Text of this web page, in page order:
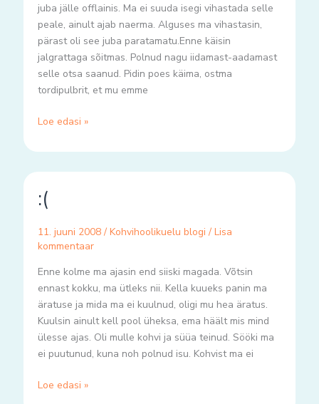
juba jälle offlainis. Ma ei suuda isegi vihastada selle
peale, ainult ajab naerma. Alguses ma vihastasin,
pärast oli see juba paratamatu.Enne käisin
jalgrattaga sõitmas. Polnud nagu iidamast-aadamast
selle otsa saanud. Pidin poes käima, ostma
tordipulbrit, et mu emme
Loe edasi »
:(
11. juuni 2008 / Kohvihoolikuelu blogi / Lisa
kommentaar
Enne kolme ma ajasin end siiski magada. Võtsin
ennast kokku, ma ütleks nii. Kella kuueks panin ma
äratuse ja mida ma ei kuulnud, oligi mu hea äratus.
Kuulsin ainult kell pool üheksa, ema häält mis mind
ülesse ajas. Oli mulle kohvi ja süüa teinud. Sööki ma
ei puutunud, kuna noh polnud isu. Kohvist ma ei
(
Loe edasi »